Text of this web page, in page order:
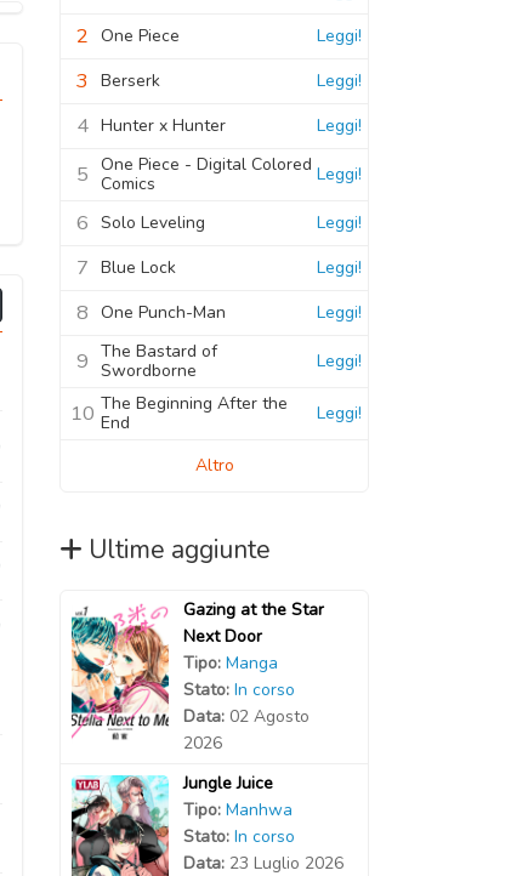
2 One Piece Leggi!
3 Berserk Leggi!
4 Hunter x Hunter Leggi!
5 One Piece - Digital Colored
Comics
Leggi!
6 Solo Leveling Leggi!
7 Blue Lock Leggi!
8 One Punch-Man Leggi!
9 The Bastard of
Swordborne
Leggi!
10 The Beginning After the
End
Leggi!
Altro
Ultime aggiunte
Gazing at the Star
Next Door
Tipo: Manga
Stato: In corso
Data: 02 Agosto
2026
Jungle Juice
Tipo: Manhwa
Stato: In corso
Data: 23 Luglio 2026